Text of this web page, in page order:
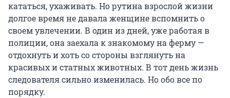
кататься, ухаживать. Но рутина взрослой жизни
долгое время не давала женщине вспомнить о
своем увлечении. В один из дней, уже работая в
полиции, она заехала к знакомому на ферму —
отдохнуть и хоть со стороны взглянуть на
красивых и статных животных. В тот день жизнь
следователя сильно изменилась. Но обо все по
порядку.